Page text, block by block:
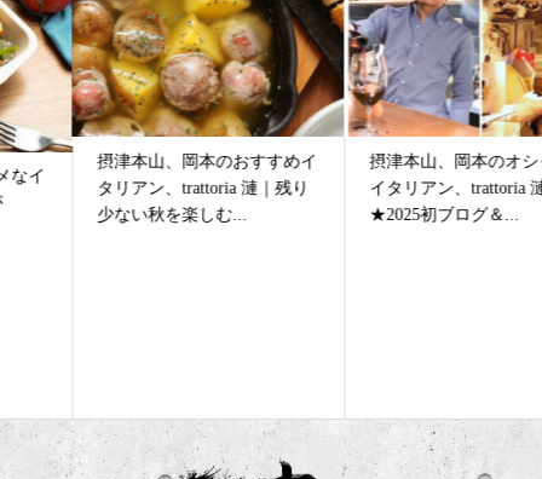
摂津本山、岡本のおすすめイ
タリアン、trattoria 漣｜残り
少ない秋を楽しむ...
摂津本山、岡本のオシャレな
イタリアン、trattoria 漣
★2025初ブログ＆...